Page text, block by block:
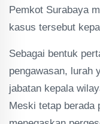
Pemkot Surabaya
kasus tersebut
Sebagai bentuk
pengawasan, lurah
jabatan kepala
Meski tetap berada